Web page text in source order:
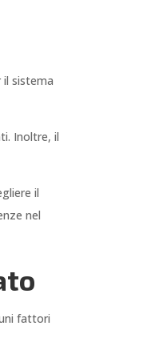
sistema
Inoltre, il
il
nel
fattori